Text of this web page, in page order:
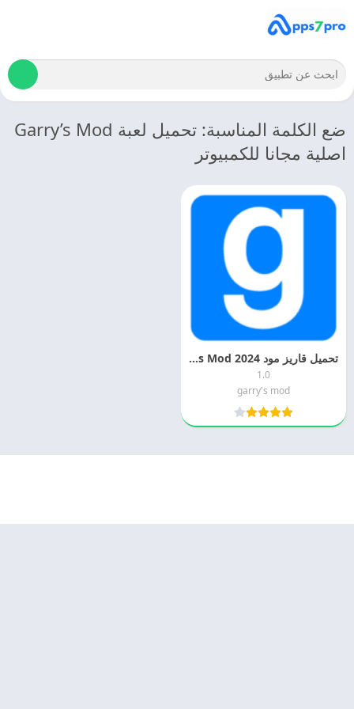
ضع الكلمة المناسبة: تحميل لعبة Garry’s Mod
اصلية مجانا للكمبيوتر
تحميل قاريز مود 2024 Garry’s Mod التحديث الاخير
1.0
garry's mod